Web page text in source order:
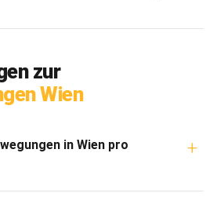
zur
Wien
in Wien pro